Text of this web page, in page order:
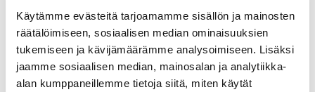
Käytämme evästeitä tarjoamamme sisällön ja mainosten
räätälöimiseen, sosiaalisen median ominaisuuksien
tukemiseen ja kävijämäärämme analysoimiseen. Lisäksi
jaamme sosiaalisen median, mainosalan ja analytiikka-
alan kumppaneillemme tietoja siitä, miten käytät
Vapauttamista jatkettava
Nykyhallituksen liberalisointihankkeilla on suuri
henkinen merkitys huolimatta siitä, että monet